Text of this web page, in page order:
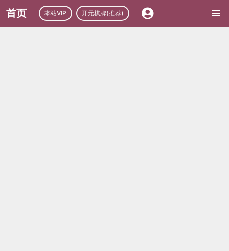
首页 本站VIP 开元棋牌(推荐)